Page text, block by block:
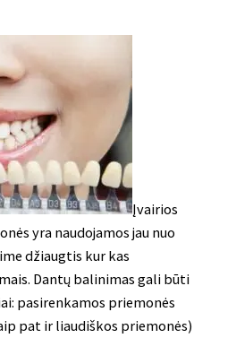
Įvairios
yra naudojamos jau nuo
džiaugtis kur kas
Dantų balinimas gali būti
pasirenkamos priemonės
pat ir liaudiškos priemonės)